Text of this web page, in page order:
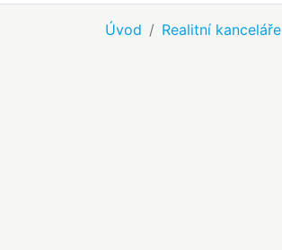
Úvod Realitní kanceláře